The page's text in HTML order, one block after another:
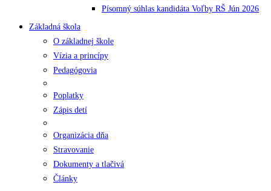
Písomný súhlas kandidáta Voľby RŠ Jún 2026
Základná škola
O základnej škole
Vízia a princípy
Pedagógovia
Poplatky
Zápis detí
Organizácia dňa
Stravovanie
Dokumenty a tlačivá
Články